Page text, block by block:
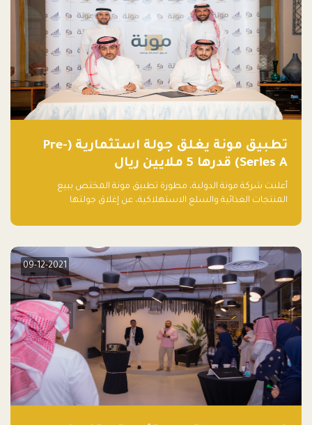
تطبيق مونة يغلق جولة استثمارية (Pre-
Series A) قدرها 5 ملايين ريال
أعلنت شركة مونة الدولية، مطورة تطبيق مونة المختص ببيع
المنتجات الغذائية والسلع الاستهلاكية، عن إغلاق جولتها
دولار أمريكي)، بقيادة شركتي دعم المنشآت المحدودة وتسارع القابضة
09-12-2021